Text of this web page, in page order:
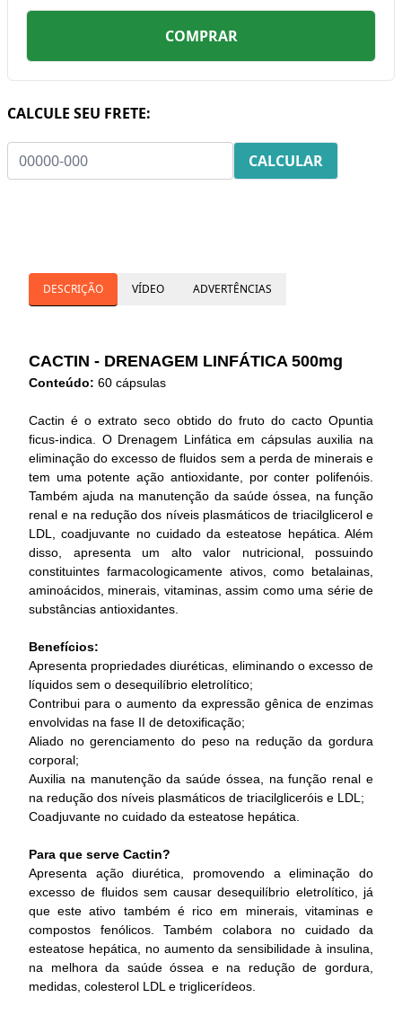
COMPRAR
CALCULE SEU FRETE:
ADVERTÊNCIAS
VÍDEO
DESCRIÇÃO
CACTIN - DRENAGEM LINFÁTICA 500mg
Conteúdo: 60 cápsulas
Cactin é o extrato seco obtido do fruto do cacto Opuntia
ficus-indica. O Drenagem Linfática em cápsulas auxilia na
eliminação do excesso de fluidos sem a perda de minerais e
tem uma potente ação antioxidante, por conter polifenóis.
Também ajuda na manutenção da saúde óssea, na função
renal e na redução dos níveis plasmáticos de triacilglicerol e
LDL, coadjuvante no cuidado da esteatose hepática. Além
disso, apresenta um alto valor nutricional, possuindo
constituintes farmacologicamente ativos, como betalainas,
aminoácidos, minerais, vitaminas, assim como uma série de
substâncias antioxidantes.
Benefícios:
Apresenta propriedades diuréticas, eliminando o excesso de
líquidos sem o desequilíbrio eletrolítico;
Contribui para o aumento da expressão gênica de enzimas
envolvidas na fase II de detoxificação;
Aliado no gerenciamento do peso na redução da gordura
corporal;
Auxilia na manutenção da saúde óssea, na função renal e
na redução dos níveis plasmáticos de triacilgliceróis e LDL;
Coadjuvante no cuidado da esteatose hepática.
Para que serve Cactin?
Apresenta ação diurética, promovendo a eliminação do
excesso de fluidos sem causar desequilíbrio eletrolítico, já
que este ativo também é rico em minerais, vitaminas e
compostos fenólicos. Também colabora no cuidado da
esteatose hepática, no aumento da sensibilidade à insulina,
na melhora da saúde óssea e na redução de gordura,
medidas, colesterol LDL e triglicerídeos.